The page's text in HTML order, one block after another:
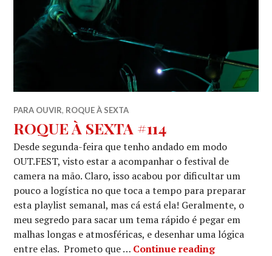
PARA OUVIR, ROQUE À SEXTA
ROQUE À SEXTA #114
Desde segunda-feira que tenho andado em modo
OUT.FEST, visto estar a acompanhar o festival de
camera na mão. Claro, isso acabou por dificultar um
pouco a logística no que toca a tempo para preparar
esta playlist semanal, mas cá está ela! Geralmente, o
meu segredo para sacar um tema rápido é pegar em
malhas longas e atmosféricas, e desenhar uma lógica
entre elas. Prometo que … Continue readingROQUE À